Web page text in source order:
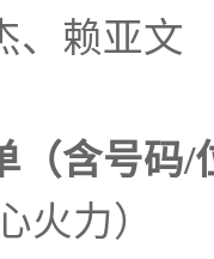
、赖亚文
（含号码/
火力）